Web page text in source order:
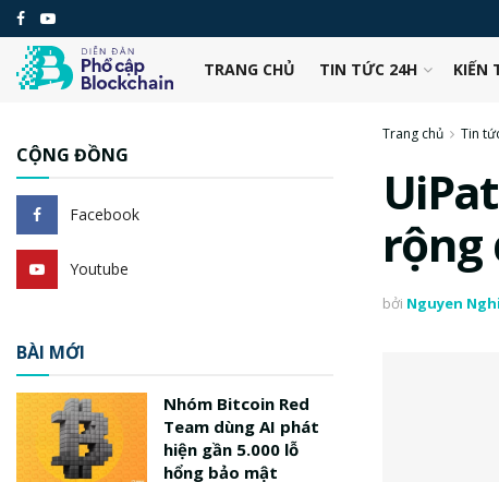
TRANG CHỦ TIN TỨC 24H KIẾN
Trang chủ Tin
rộng
bởi Nguyen
CỘNG ĐỒNG
Facebook
Youtube
BÀI MỚI
Nhóm Bitcoin Red
Team dùng AI phát
hiện gần 5.000 lỗ
hổng bảo mật